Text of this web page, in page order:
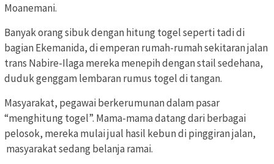
Moanemani.
Banyak orang sibuk dengan hitung togel seperti tadi di
bagian Ekemanida, di emperan rumah-rumah sekitaran jalan
trans Nabire-Ilaga mereka menepih dengan stail sedehana,
duduk genggam lembaran rumus togel di tangan.
Masyarakat, pegawai berkerumunan dalam pasar
“menghitung togel”. Mama-mama datang dari berbagai
pelosok, mereka mulai jual hasil kebun di pinggiran jalan,
masyarakat sedang belanja ramai.